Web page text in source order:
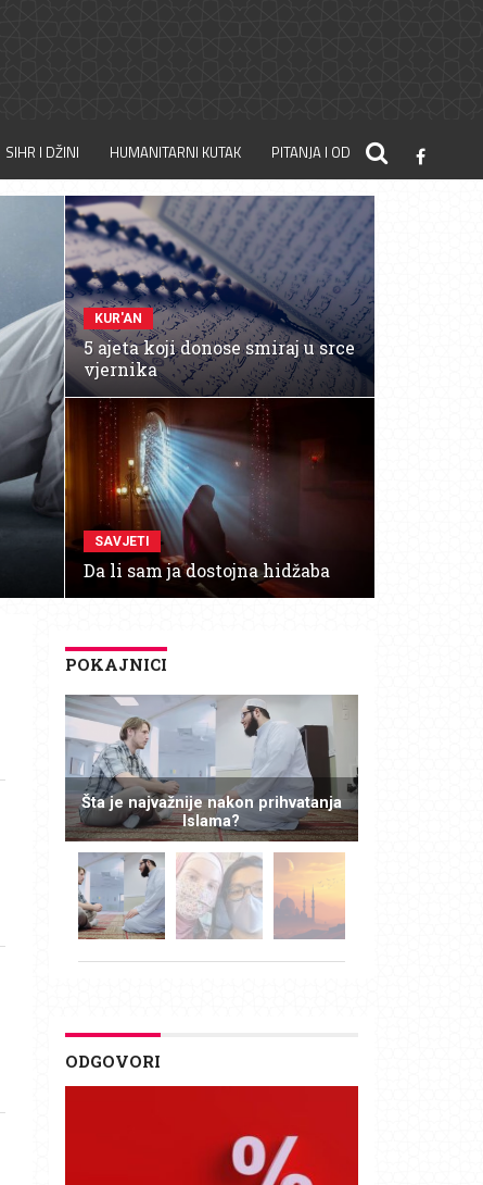
SIHR I DŽINI HUMANITARNI KUTAK PITANJA I ODGOVORI
KUR'AN
5 ajeta koji donose smiraj u srce
vjernika
SAVJETI
Da li sam ja dostojna hidžaba
POKAJNICI
Šta je najvažnije nakon prihvatanja
Islama?
ODGOVORI